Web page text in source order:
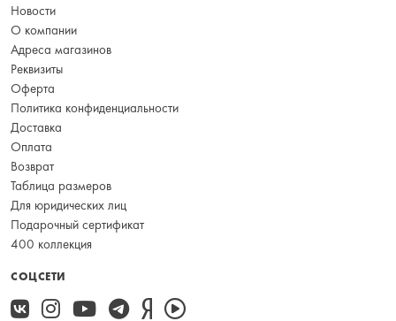
Новости
О компании
Адреса магазинов
Реквизиты
Оферта
Политика конфиденциальности
Доставка
Оплата
Возврат
Таблица размеров
Для юридических лиц
Подарочный сертификат
400 коллекция
СОЦСЕТИ